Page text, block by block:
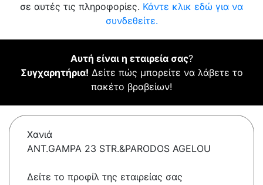
σε αυτές τις πληροφορίες. Κάντε κλικ εδώ για να
συνδεθείτε.
Αυτή είναι η εταιρεία σας?
Συγχαρητήρια! Δείτε πώς μπορείτε να λάβετε το
πακέτο βραβείων!
Χανιά
ANT.GAMPA 23 STR.&PARODOS AGELOU
Δείτε το προφίλ της εταιρείας σας